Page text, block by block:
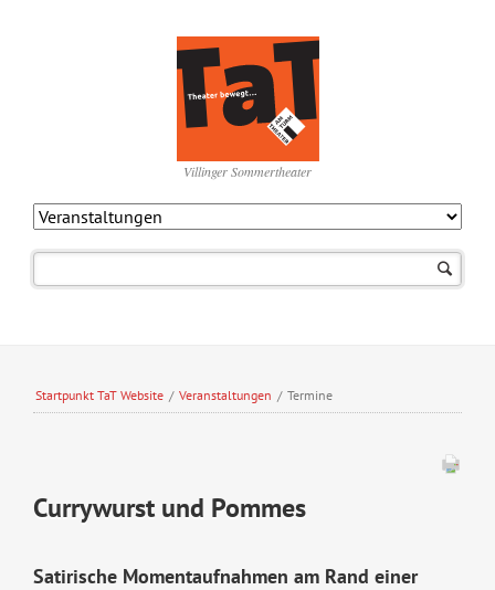
Villinger Sommertheater
Startpunkt TaT Website / Veranstaltungen / Termine
Currywurst und Pommes
Satirische Momentaufnahmen am Rand einer